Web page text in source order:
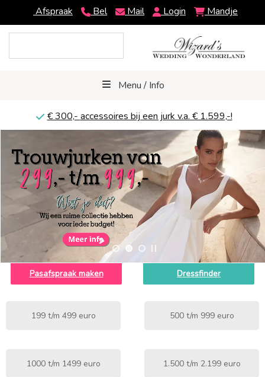
Afspraak Bel Mail Login Mandje
Menu / Info
€ 300,- accessoires bij een jurk v.a. € 1.599,-!
Pasafspraak maken Dressfinder
199 t/m 499 euro 500 t/m 999 euro
1000 t/m 1499 euro 1.500 t/m 2.199 euro